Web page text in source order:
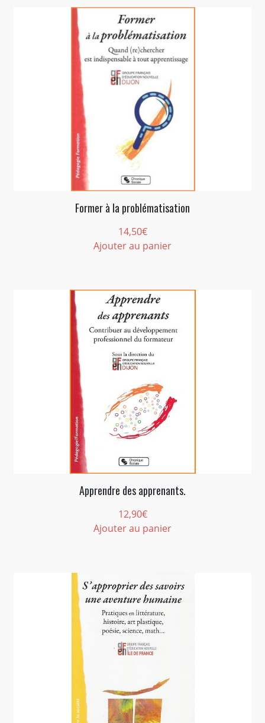
Former à la problématisation
14,50€
Ajouter au panier
Apprendre des apprenants.
12,90€
Ajouter au panier